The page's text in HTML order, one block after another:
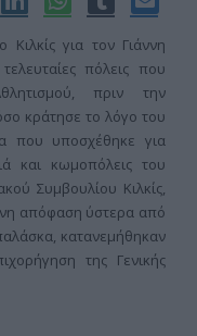
για τον Γιάννη
πόλεις που
πριν την
κράτησε το λόγο του
που υποσχέθηκε για
και κωμοπόλεις του
Συμβουλίου Κιλκίς,
απόφαση ύστερα από
κατανεμήθηκαν
της Γενικής